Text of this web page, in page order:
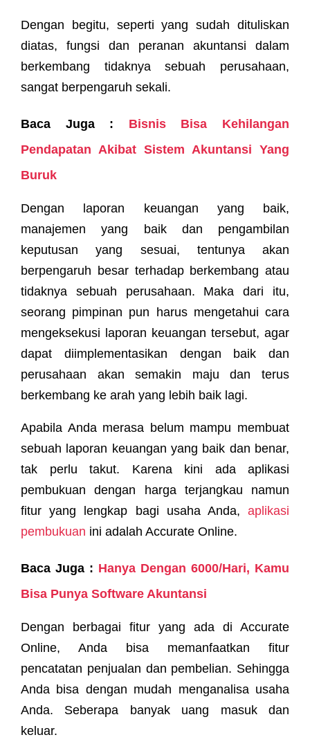
Dengan begitu, seperti yang sudah dituliskan
diatas, fungsi dan peranan akuntansi dalam
berkembang tidaknya sebuah perusahaan,
sangat berpengaruh sekali.
Baca Juga : Bisnis Bisa Kehilangan
Pendapatan Akibat Sistem Akuntansi Yang
Buruk
Dengan laporan keuangan yang baik,
manajemen yang baik dan pengambilan
keputusan yang sesuai, tentunya akan
berpengaruh besar terhadap berkembang atau
tidaknya sebuah perusahaan. Maka dari itu,
seorang pimpinan pun harus mengetahui cara
mengeksekusi laporan keuangan tersebut, agar
dapat diimplementasikan dengan baik dan
perusahaan akan semakin maju dan terus
berkembang ke arah yang lebih baik lagi.
Apabila Anda merasa belum mampu membuat
sebuah laporan keuangan yang baik dan benar,
tak perlu takut. Karena kini ada aplikasi
pembukuan dengan harga terjangkau namun
fitur yang lengkap bagi usaha Anda, aplikasi
pembukuan ini adalah Accurate Online.
Baca Juga : Hanya Dengan 6000/Hari, Kamu
Bisa Punya Software Akuntansi
Dengan berbagai fitur yang ada di Accurate
Online, Anda bisa memanfaatkan fitur
pencatatan penjualan dan pembelian. Sehingga
Anda bisa dengan mudah menganalisa usaha
Anda. Seberapa banyak uang masuk dan
keluar.